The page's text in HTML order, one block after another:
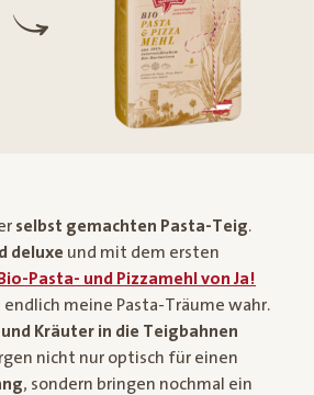
selbst gemachten Pasta-Teig.
deluxe und mit dem ersten
Pasta- und Pizzamehl von Ja!
meine Pasta-Träume wahr.
Kräuter in die Teigbahnen
nicht nur optisch für einen
, sondern bringen nochmal ein